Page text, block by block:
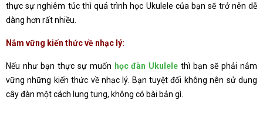
thực sự nghiêm túc thì quá trình học Ukulele của bạn sẽ trở nên dễ
dàng hơn rất nhiều.
Nắm vững kiến thức về nhạc lý:
Nếu như bạn thực sự muốn học đàn Ukulele thì bạn sẽ phải nắm
vững những kiến thức về nhạc lý. Bạn tuyệt đối không nên sử dụng
cây đàn một cách lung tung, không có bài bản gì.